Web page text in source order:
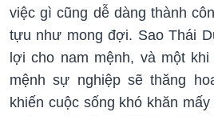
việc gì cũng dễ dàng thành
tựu như mong đợi. Sao Thái
lợi cho nam mệnh, và một
mệnh sự nghiệp sẽ thăng
khiến cuộc sống khó khăn